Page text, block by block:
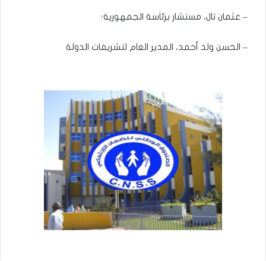
– عثمان تال، مستشار برئاسة الجمهورية؛
– الحسن ولد أحمد، المدير العام لتشريفات الدولة